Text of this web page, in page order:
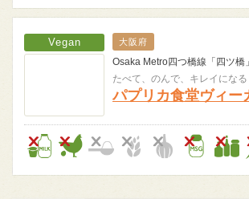
Vegan 大阪府
Osaka Metro四つ橋線「四ツ橋
たべて、のんで、キレイになる
パプリカ食堂ヴィー